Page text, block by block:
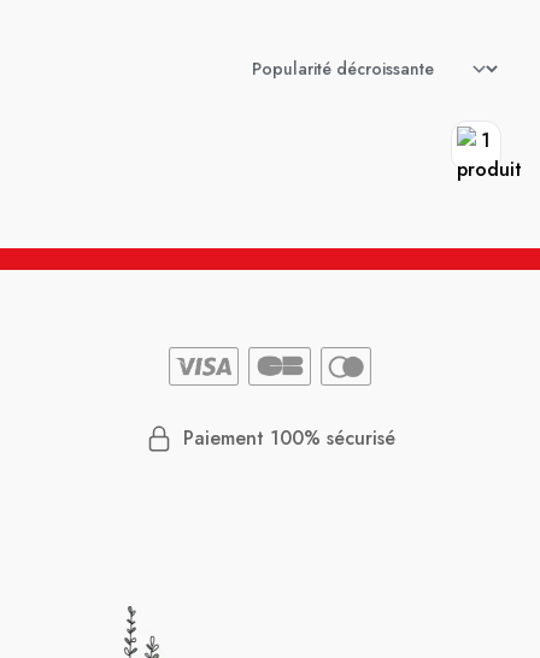
Paiement 100% sécurisé